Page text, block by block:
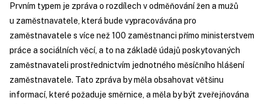
Prvním typem je zpráva o rozdílech v odměňování žen a mužů
u zaměstnavatele, která bude vypracovávána pro
zaměstnavatele s více než 100 zaměstnanci přímo ministerstvem
práce a sociálních věcí, a to na základě údajů poskytovaných
zaměstnavateli prostřednictvím jednotného měsíčního hlášení
zaměstnavatele. Tato zpráva by měla obsahovat většinu
informací, které požaduje směrnice, a měla by být zveřejňována